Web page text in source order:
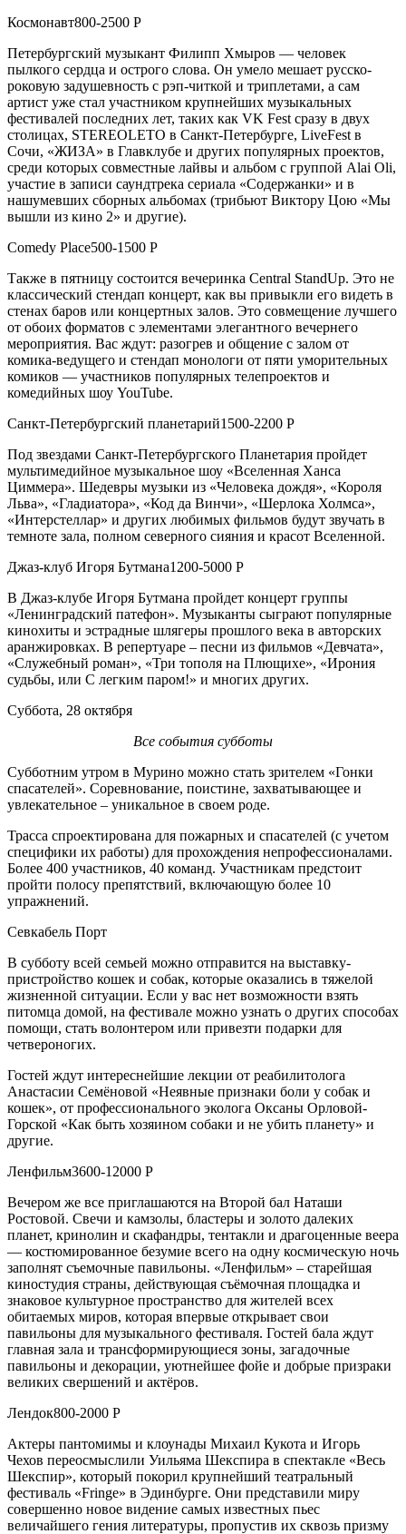
Космонавт800-2500 Р
Петербургский музыкант Филипп Хмыров — человек
пылкого сердца и острого слова. Он умело мешает русско-
роковую задушевность с рэп-читкой и триплетами, а сам
артист уже стал участником крупнейших музыкальных
фестивалей последних лет, таких как VK Fest сразу в двух
столицах, STEREOLETO в Санкт-Петербурге, LiveFest в
Сочи, «ЖИЗА» в Главклубе и других популярных проектов,
среди которых совместные лайвы и альбом с группой Alai Oli,
участие в записи саундтрека сериала «Содержанки» и в
нашумевших сборных альбомах (трибьют Виктору Цою «Мы
вышли из кино 2» и другие).
Comedy Place500-1500 Р
Также в пятницу состоится вечеринка Central StandUp. Это не
классический стендап концерт, как вы привыкли его видеть в
стенах баров или концертных залов. Это совмещение лучшего
от обоих форматов с элементами элегантного вечернего
мероприятия. Вас ждут: разогрев и общение с залом от
комика-ведущего и стендап монологи от пяти уморительных
комиков — участников популярных телепроектов и
комедийных шоу YouTube.
Санкт-Петербургский планетарий1500-2200 Р
Под звездами Санкт-Петербургского Планетария пройдет
мультимедийное музыкальное шоу «Вселенная Ханса
Циммера». Шедевры музыки из «Человека дождя», «Короля
Льва», «Гладиатора», «Код да Винчи», «Шерлока Холмса»,
«Интерстеллар» и других любимых фильмов будут звучать в
темноте зала, полном северного сияния и красот Вселенной.
Джаз-клуб Игоря Бутмана1200-5000 Р
В Джаз-клубе Игоря Бутмана пройдет концерт группы
«Ленинградский патефон». Музыканты сыграют популярные
кинохиты и эстрадные шлягеры прошлого века в авторских
аранжировках. В репертуаре – песни из фильмов «Девчата»,
«Служебный роман», «Три тополя на Плющихе», «Ирония
судьбы, или С легким паром!» и многих других.
Суббота, 28 октября
Все события субботы
Субботним утром в Мурино можно стать зрителем «Гонки
спасателей». Соревнование, поистине, захватывающее и
увлекательное – уникальное в своем роде.
Трасса спроектирована для пожарных и спасателей (с учетом
специфики их работы) для прохождения непрофессионалами.
Более 400 участников, 40 команд. Участникам предстоит
пройти полосу препятствий, включающую более 10
упражнений.
Севкабель Порт
В субботу всей семьей можно отправится на выставку-
пристройство кошек и собак, которые оказались в тяжелой
жизненной ситуации. Если у вас нет возможности взять
питомца домой, на фестивале можно узнать о других способах
помощи, стать волонтером или привезти подарки для
четвероногих.
Гостей ждут интереснейшие лекции от реабилитолога
Анастасии Семёновой «Неявные признаки боли у собак и
кошек», от профессионального эколога Оксаны Орловой-
Горской «Как быть хозяином собаки и не убить планету» и
другие.
Ленфильм3600-12000 Р
Вечером же все приглашаются на Второй бал Наташи
Ростовой. Свечи и камзолы, бластеры и золото далеких
планет, кринолин и скафандры, тентакли и драгоценные веера
— костюмированное безумие всего на одну космическую ночь
заполнят съемочные павильоны. «Ленфильм» – старейшая
киностудия страны, действующая съёмочная площадка и
знаковое культурное пространство для жителей всех
обитаемых миров, которая впервые открывает свои
павильоны для музыкального фестиваля. Гостей бала ждут
главная зала и трансформирующиеся зоны, загадочные
павильоны и декорации, уютнейшее фойе и добрые призраки
великих свершений и актёров.
Лендок800-2000 Р
Актеры пантомимы и клоунады Михаил Кукота и Игорь
Чехов переосмыслили Уильяма Шекспира в спектакле «Весь
Шекспир», который покорил крупнейший театральный
фестиваль «Fringe» в Эдинбурге. Они представили миру
совершенно новое видение самых известных пьес
величайшего гения литературы, пропустив их сквозь призму